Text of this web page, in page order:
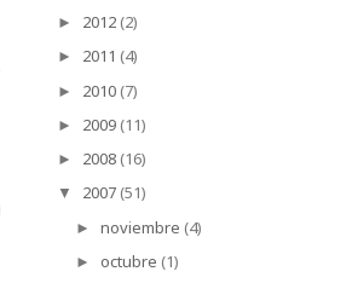
► 2012 (2)
► 2011 (4)
► 2010 (7)
► 2009 (11)
► 2008 (16)
▼ 2007 (51)
►noviembre (4)
►octubre (1)